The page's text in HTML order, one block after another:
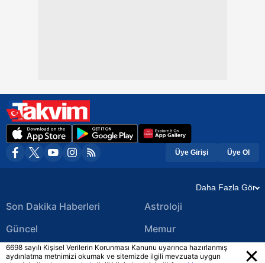
Üye Girişi Üye Ol
Daha Fazla Gör
Son Dakika Haberleri
Güncel
Ekonomi Haberleri
Astroloji
Memur
Yerel Haberler
6698 sayılı Kişisel Verilerin Korunması Kanunu uyarınca hazırlanmış
aydınlatma metnimizi okumak ve sitemizde ilgili mevzuata uygun